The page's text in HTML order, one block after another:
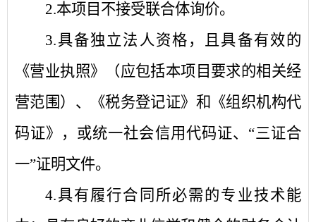
2.本项目不接受联合体询价。
3.具备独立法人资格，且具备有效的
《营业执照》（应包括本项目要求的相关经
营范围）、《税务登记证》和《组织机构代
码证》，或统一社会信用代码证、“三证合
一”证明文件。
4.具有履行合同所必需的专业技术能